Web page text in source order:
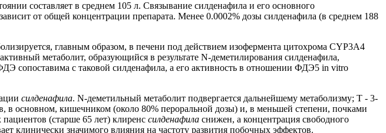
составляет в среднем 105 л. Связывание силденафила и его основного
от общей концентрации препарата. Менее 0.0002% дозы силденафила (в среднем 188
главным образом, в печени под действием изофермента цитохрома CYP3A4
метаболит, образующийся в результате N-деметилирования силденафила,
сопоставима с таковой силденафила, а его активность в отношении ФДЭ5 in vitro
силденафила. N-деметильный метаболит подвергается дальнейшему метаболизму; T - 3-
в основном, кишечником (около 80% пероральной дозы) и, в меньшей степени, почками
(старше 65 лет) клиренс силденафила снижен, а концентрация свободного
клинически значимого влияния на частоту развития побочных эффектов.